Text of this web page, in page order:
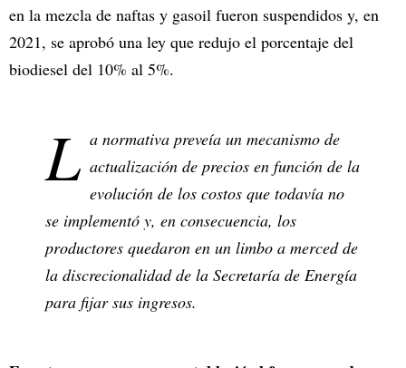
en la mezcla de naftas y gasoil fueron suspendidos y, en
2021, se aprobó una ley que redujo el porcentaje del
biodiesel del 10% al 5%.
L a normativa preveía un mecanismo de
actualización de precios en función de la
evolución de los costos que todavía no
se implementó y, en consecuencia, los
productores quedaron en un limbo a merced de
la discrecionalidad de la Secretaría de Energía
para fijar sus ingresos.